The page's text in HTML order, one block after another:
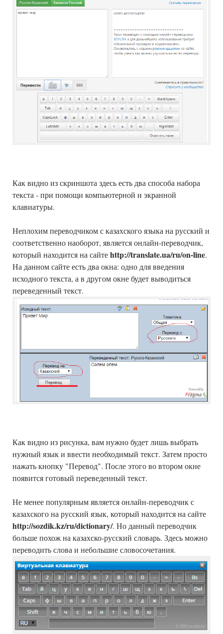
Как видно из скриншота здесь есть два способа набора
текста - при помощи компьютерной и экранной
клавиатуры.
Неплохим переводчиком с казахского языка на русский и
соответственно наоборот, является онлайн-переводчик,
который находится на сайтеhttp://translate.ua/ru/on-line.
На данном сайте есть два окна: одно для введения
исходного текста, а в другом окне будет выводиться
переведенный текст.
Как видно из рисунка, вам нужно будет лишь выбрать
нужный язык и ввести необходимый текст. Затем просто
нажать кнопку "Перевод". После этого во втором окне
появится готовый переведенный текст.
Не менее популярным является онлайн-переводчик с
казахского на русский язык, который находится на сайте
http://sozdik.kz/ru/dictionary/. Но данный переводчик
больше похож на казахско-русский словарь. Здесь можно
переводить слова и небольшие словосочетания.